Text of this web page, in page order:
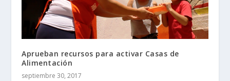
Aprueban recursos para activar Casas de
Alimentación
septiembre 30, 2017